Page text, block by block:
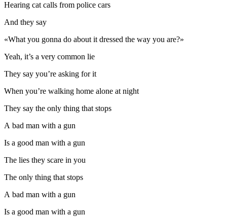
Hearing cat calls from police cars
And they say
«What you gonna do about it dressed the way you are?»
Yeah, it’s a very common lie
They say you’re asking for it
When you’re walking home alone at night
They say the only thing that stops
A bad man with a gun
Is a good man with a gun
The lies they scare in you
The only thing that stops
A bad man with a gun
Is a good man with a gun